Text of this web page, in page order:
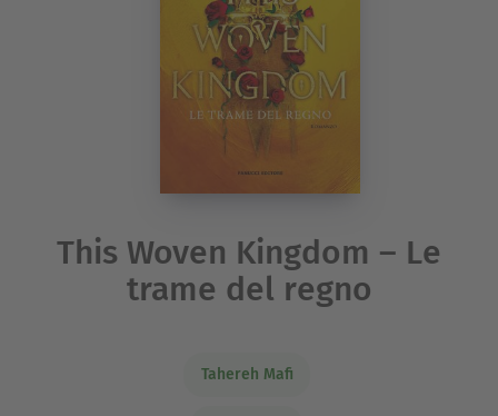
This Woven Kingdom – Le
trame del regno
Tahereh Mafi